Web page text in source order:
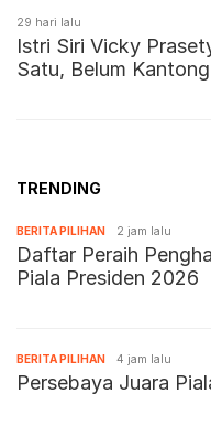
29 hari lalu
Istri Siri Vicky
Satu, Belum
TRENDING
BERITA PILIHAN 2 jam lalu
Daftar Peraih
Piala Presiden 2026
BERITA PILIHAN 4 jam lalu
Persebaya Juara